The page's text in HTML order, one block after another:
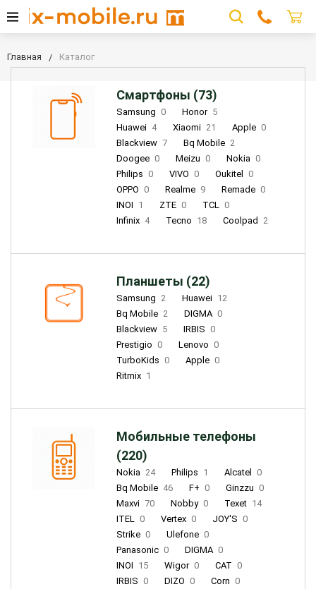
Главная Каталог
Смартфоны (73)
Samsung 0 Honor 5
Huawei 4 Xiaomi 21 Apple 0
Blackview 7 Bq Mobile 2
Doogee 0 Meizu 0 Nokia 0
Philips 0 VIVO 0 Oukitel
0
OPPO 0 Realme 9 Remade 0
INOI 1 ZTE 0 TCL 0
Infinix 4 Tecno 18 Coolpad 2
Планшеты (22)
Samsung 2 Huawei 12
Bq Mobile 2 DIGMA 0
Blackview 5 IRBIS 0
Prestigio 0 Lenovo 0
TurboKids 0 Apple 0
Ritmix 1
Мобильные телефоны
(220)
Nokia 24 Philips 1 Alcatel
0
Bq Mobile 46 F+ 0 Ginzzu 0
Maxvi 70 Nobby 0 Texet 14
ITEL 0 Vertex 0 JOY'S 0
Strike 0 Ulefone 0
Panasonic 0 DIGMA 0
INOI 15 Wigor 0 CAT 0
IRBIS 0 DIZO 0 Corn 0